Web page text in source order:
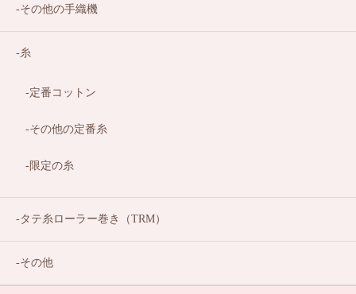
その他の手織機
糸
定番コットン
その他の定番糸
限定の糸
タテ糸ローラー巻き（TRM）
その他